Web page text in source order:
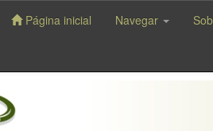
Página inicial Navegar